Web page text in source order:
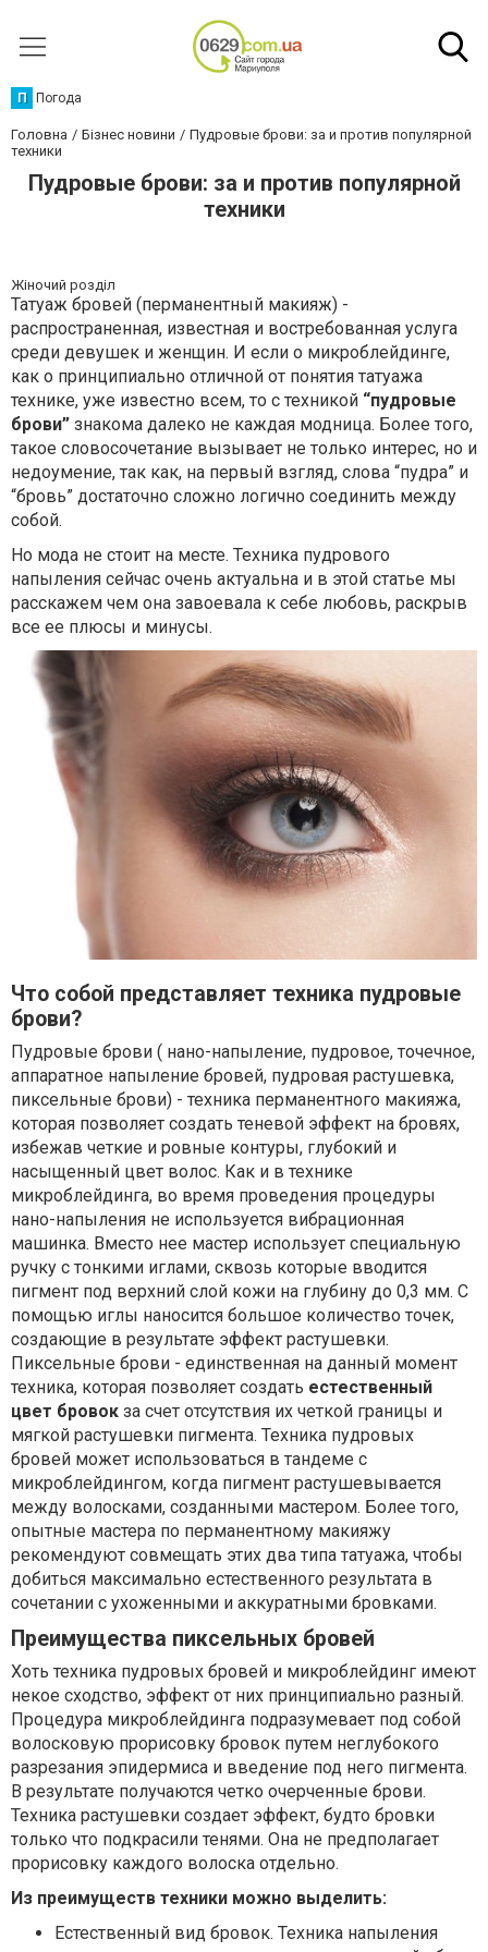
П Погода
Головна Бізнес новини
Пудровые брови: за и против популярной
техники
Пудровые брови: за и против популярной
техники
Жіночий розділ
Татуаж бровей (перманентный макияж) -
распространенная, известная и востребованная услуга
среди девушек и женщин. И если о микроблейдинге,
как о принципиально отличной от понятия татуажа
технике, уже известно всем, то с техникой “пудровые
брови” знакома далеко не каждая модница. Более того,
такое словосочетание вызывает не только интерес, но и
недоумение, так как, на первый взгляд, слова “пудра” и
“бровь” достаточно сложно логично соединить между
собой.
Но мода не стоит на месте. Техника пудрового
напыления сейчас очень актуальна и в этой статье мы
расскажем чем она завоевала к себе любовь, раскрыв
все ее плюсы и минусы.
Что собой представляет техника пудровые
брови?
Пудровые брови ( нано-напыление, пудровое, точечное,
аппаратное напыление бровей, пудровая растушевка,
пиксельные брови) - техника перманентного макияжа,
которая позволяет создать теневой эффект на бровях,
избежав четкие и ровные контуры, глубокий и
насыщенный цвет волос. Как и в технике
микроблейдинга, во время проведения процедуры
нано-напыления не используется вибрационная
машинка. Вместо нее мастер использует специальную
ручку с тонкими иглами, сквозь которые вводится
пигмент под верхний слой кожи на глубину до 0,3 мм. С
помощью иглы наносится большое количество точек,
создающие в результате эффект растушевки.
Пиксельные брови - единственная на данный момент
техника, которая позволяет создать естественный
цвет бровок за счет отсутствия их четкой границы и
мягкой растушевки пигмента. Техника пудровых
бровей может использоваться в тандеме с
микроблейдингом, когда пигмент растушевывается
между волосками, созданными мастером. Более того,
опытные мастера по перманентному макияжу
рекомендуют совмещать этих два типа татуажа, чтобы
добиться максимально естественного результата в
сочетании с ухоженными и аккуратными бровками.
Преимущества пиксельных бровей
Хоть техника пудровых бровей и микроблейдинг имеют
некое сходство, эффект от них принципиально разный.
Процедура микроблейдинга подразумевает под собой
волосковую прорисовку бровок путем неглубокого
разрезания эпидермиса и введение под него пигмента.
В результате получаются четко очерченные брови.
Техника растушевки создает эффект, будто бровки
только что подкрасили тенями. Она не предполагает
прорисовку каждого волоска отдельно.
Из преимуществ техники можно выделить:
Естественный вид бровок. Техника напыления